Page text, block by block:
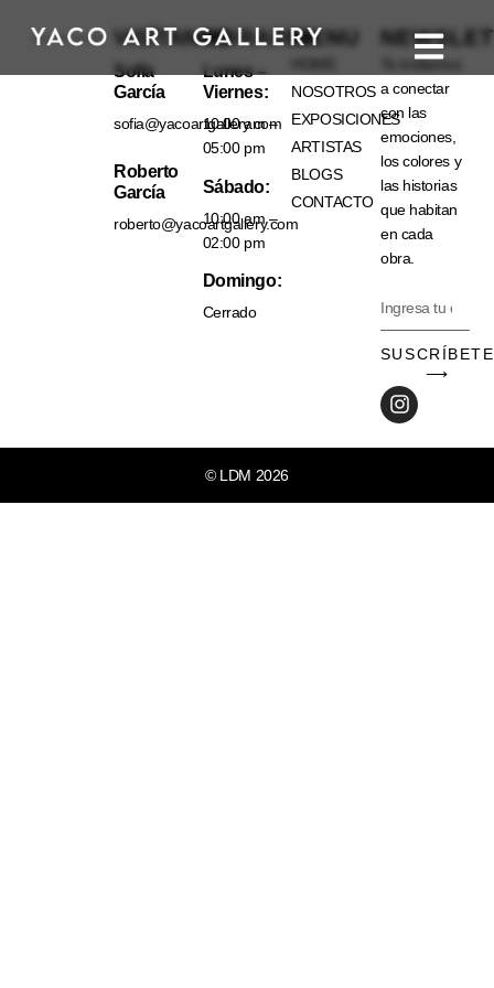
VISÍTANOS
Sofía
García
sofia@yacoartgallery.com
Roberto
García
roberto@yacoartgallery.com
HORARIO
Lunes –
Viernes:
10:00 am –
05:00 pm
Sábado:
10:00 am –
02:00 pm
Domingo:
Cerrado
MENU
NOSOTROS
EXPOSICIONES
ARTISTAS
BLOGS
CONTACTO
Te invitamos
a conectar
con las
emociones,
los colores y
las historias
que habitan
en cada
obra.
SUSCRÍBETE
⟶
© LDM 2026